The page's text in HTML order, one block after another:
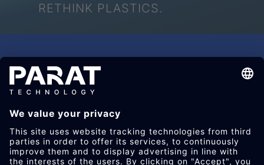
RETHINK PLASTICS.
+86 0513-68530666